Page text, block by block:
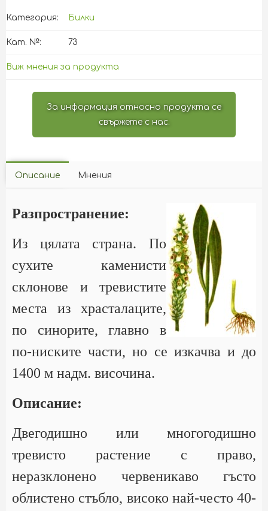
Категория: Билки
Кат. №: 73
Виж мнения за продукта
За информация относно продукта се
свържете с нас.
Описание Мнения
Разпространение:
Из цялата страна. По
сухите каменисти
склонове и тревистите
места из храсталаците,
по синорите, главно в
по-ниските части, но се изкачва и до
1400 м надм. височина.
Описание:
Двегодишно или многогодишно
тревисто растение с право,
неразклонено червеникаво гъсто
облистено стъбло, високо най-често 40-